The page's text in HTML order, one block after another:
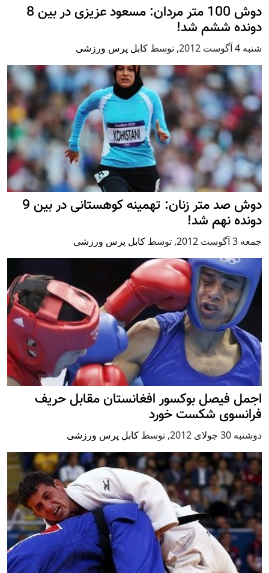
دوش 100 متر مردان: مسعود عزیزی در بین 8
دونده ششم شد!
شنبه 4 آگوست 2012 , توسط کابل پرس ورزشی
دوش صد متر زنان: تهمینه کوهستانی در بین 9
دونده نهم شد!
جمعه 3 آگوست 2012 , توسط کابل پرس ورزشی
اجمل فیصل بوکسور افغانستان مقابل حریف
فرانسوی شکست خورد
دوشنبه 30 جولای 2012 , توسط کابل پرس ورزشی